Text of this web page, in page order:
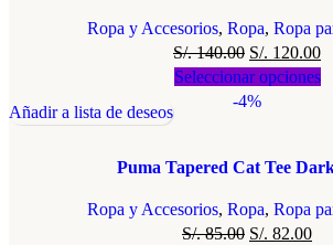
Ropa y Accesorios, Ropa, Ropa
S/.140.00 S/. 120.00
Seleccionar opciones
-4%
Añadir a lista de deseos
Puma Tapered Cat Tee
Ropa y Accesorios, Ropa, Ropa
S/.85.00 S/. 82.00